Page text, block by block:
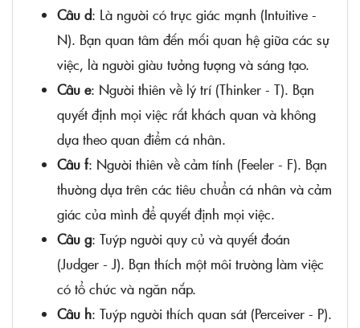
Câu d: Là người có trực giác mạnh (Intuitive -
N). Bạn quan tâm đến mối quan hệ giữa các sự
việc, là người giàu tưởng tượng và sáng tạo.
Câu e: Người thiên về lý trí (Thinker - T). Bạn
quyết định mọi việc rất khách quan và không
dựa theo quan điểm cá nhân.
Câu f: Người thiên về cảm tính (Feeler - F). Bạn
thường dựa trên các tiêu chuẩn cá nhân và cảm
giác của mình để quyết định mọi việc.
Câu g: Tuýp người quy củ và quyết đoán
(Judger - J). Bạn thích một môi trường làm việc
có tổ chức và ngăn nắp.
Câu h: Tuýp người thích quan sát (Perceiver - P).